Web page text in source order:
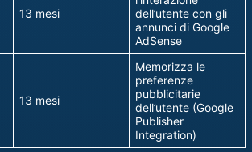
13 mesi
dell’utente con gli
annunci di Google
AdSense
13 mesi
Memorizza le
preferenze
pubblicitarie
dell’utente (Google
Publisher
Integration)